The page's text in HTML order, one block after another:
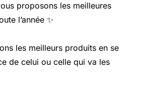
proposons les meilleures
l’année ✨
les meilleurs produits en se
de celui ou celle qui va les